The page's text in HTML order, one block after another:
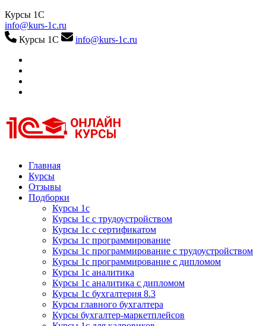
Курсы 1С
info@kurs-1c.ru
Курсы 1С
info@kurs-1c.ru
Курсы 1С
Курсы 1С официальная сертификация
Главная
Курсы
Отзывы
Подборки
Курсы 1с
Курсы 1с с трудоустройством
Курсы 1с с сертификатом
Курсы 1с программирование
Курсы 1с программирование с трудоустройством
Курсы 1с программирование с дипломом
Курсы 1с аналитика
Курсы 1с аналитика с дипломом
Курсы 1с бухгалтерия 8.3
Курсы главного бухгалтера
Курсы бухгалтер-маркетплейсов